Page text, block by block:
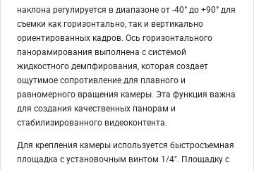
наклона регулируется в диапазоне от -40° до +90° для
съемки как горизонтально, так и вертикально
ориентированных кадров. Ось горизонтального
панорамирования выполнена с системой
жидкостного демпфирования, которая создает
ощутимое сопротивление для плавного и
равномерного вращения камеры. Эта функция важна
для создания качественных панорам и
стабилизированного видеоконтента.
Для крепления камеры используется быстросъемная
площадка с установочным винтом 1/4". Площадку с